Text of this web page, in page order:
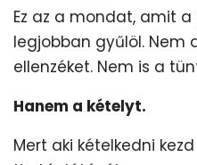
Ez az a mondat, amit
legjobban gyűlöl. Nem
ellenzéket. Nem is a
Hanem a kételyt.
Mert aki kételkedni